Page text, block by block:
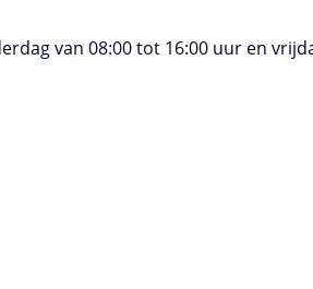
van 08:00 tot 16:00 uur en